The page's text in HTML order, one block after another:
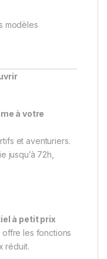
modèles
à votre
et aventuriers.
jusqu’à 72h,
à petit prix
les fonctions
réduit.